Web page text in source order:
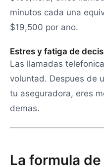
minutos cada una
$19,500 por ano.
Estres y fatiga de
Las llamadas
voluntad. Despues de
tu aseguradora, eres
demas.
La formula de